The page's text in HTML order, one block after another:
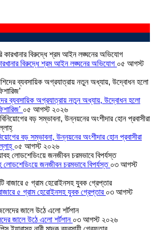
বিরুদ্ধে শ্রম আইন লঙ্ঘনের অভিযোগ ০৫ আগস্ট
ব্যবসায়িক অগ্রযাত্রায় নতুন অধ্যায়, উদ্বোধন হলো
০৫ আগস্ট ২০২৬
বড় সম্ভাবনা, উন্নয়নের অংশীদার হোন প্রবাসীরা
০৫ আগস্ট ২০২৬
লোডশেডিংয়ে জনজীবন চরমভাবে বিপর্যস্ত ০৩ আগস্ট
৫ গ্রাম হেরোইনসহ যুবক গ্রেপ্তার ০৩ আগস্ট
জালে উঠে এলো শর্টগান ০৩ আগস্ট ২০২৬